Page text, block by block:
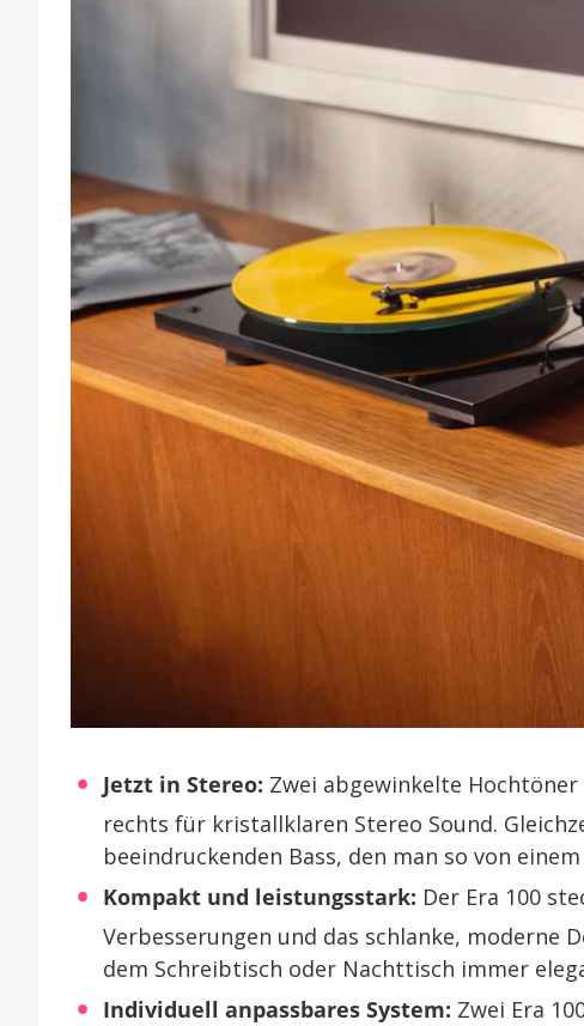
Jetzt in Stereo: Zwei abgewinkelte
rechts für kristallklaren Stereo Sound.
beeindruckenden Bass, den man so von
Kompakt und leistungsstark: Der Era 100
Verbesserungen und das schlanke, moderne
dem Schreibtisch oder Nachttisch immer
Individuell anpassbares System: Zwei Era